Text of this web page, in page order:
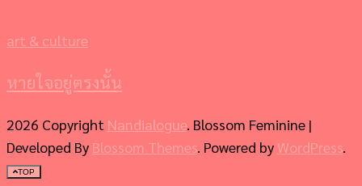
art & culture
หายใจอยู่ตรงนั้น
2026 Copyright Nandialogue. Blossom Feminine |
Developed By Blossom Themes. Powered by WordPress.
TOP